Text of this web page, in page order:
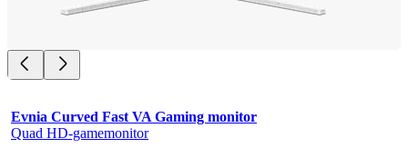
Evnia Curved Fast VA Gaming monitor
Quad HD-gamemonitor